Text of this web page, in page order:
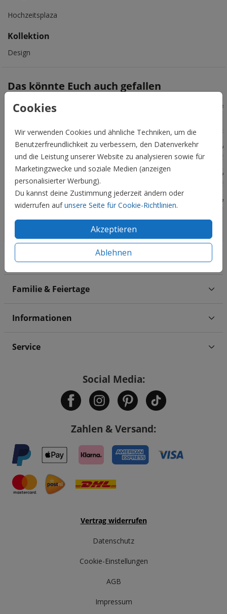
Cookies
Wir verwenden Cookies und ähnliche Techniken, um die
Benutzerfreundlichkeit zu verbessern, den Datenverkehr
und die Leistung unserer Website zu analysieren sowie für
Marketingzwecke und soziale Medien (anzeigen
personalisierter Werbung).
Du kannst deine Zustimmung jederzeit ändern oder
widerrufen aufunsere Seite für Cookie-Richtlinien.
Akzeptieren
Ablehnen
Hochzeitsplaza
Kollektion
Design
Das könnte Euch auch gefallen
Hochzeit
Familie & Feiertage
Informationen
Service
Social Media:
Zahlen & Versand:
Vertrag widerrufen
Datenschutz
Cookie-Einstellungen
AGB
Impressum